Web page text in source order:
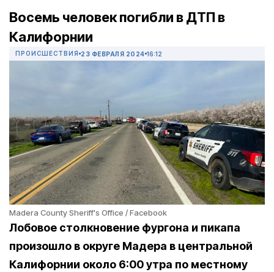
Восемь человек погибли в ДТП в
Калифорнии
ПРОИСШЕСТВИЯ 23 ФЕВРАЛЯ 2024 16:12
Madera County Sheriff's Office / Facebook
Лобовое столкновение фургона и пикапа
произошло в округе Мадера в центральной
Калифорнии около 6:00 утра по местному